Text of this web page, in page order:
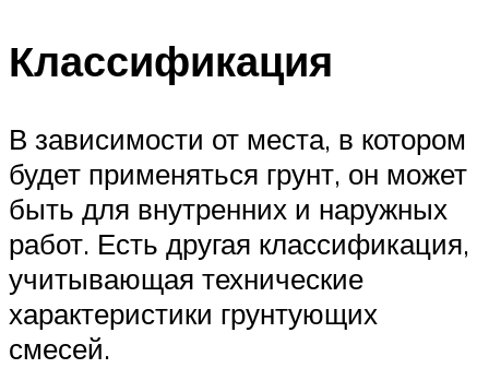
Классификация
В зависимости от места, в котором
будет применяться грунт, он может
быть для внутренних и наружных
работ. Есть другая классификация,
учитывающая технические
характеристики грунтующих
смесей.